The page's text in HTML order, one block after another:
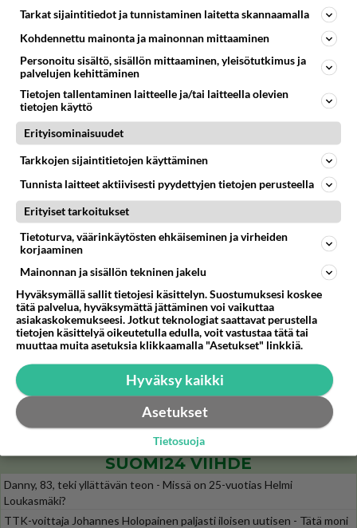
Vetovoima
35
725
Nainen. Onko meissä
Sinusta jotain samaa? Näköä tai luonteenpiirteitä? Utelias
714
Onko täällä ketään
Joka kaipaa M alkuista? Millä kirjaimella nimesi alkaa?
08.08.2026 19:54
Ikävä
46
704
Osallistu keskusteluun
Poutalan onnettomuus
Vihreiden puheenjohtaja, kansanedustaja Sofia Virta pääsi otsikoihin, kun tieto hänen osallistumisestaan Erikoisjoukot-k
Valheet Ceutan kriisistä leviävät
Tänään tv:ssä: Salatut elämät palaa kesätauolta - Tässä hieman juonipaljastuksia
SUOMI24 VIIHDE
Danny, 83, teki yllättävän teon - Missä on 25-vuotias Helmi
Loukasmäki?
TTK-voittaja Johannes Holopainen paljasti iloisen uutisen - Tätä moni
Tarkat sijaintitiedot ja tunnistaminen laitetta skannaamalla
Kohdennettu mainonta ja mainonnan mittaaminen
Personoitu sisältö, sisällön mittaaminen, yleisötutkimus ja
palvelujen kehittäminen
Tietojen tallentaminen laitteelle ja/tai laitteella olevien
tietojen käyttö
Erityisominaisuudet
Tarkkojen sijaintitietojen käyttäminen
Tunnista laitteet aktiivisesti pyydettyjen tietojen perusteella
Erityiset tarkoitukset
Tietoturva, väärinkäytösten ehkäiseminen ja virheiden
korjaaminen
Mainonnan ja sisällön tekninen jakelu
Hyväksymällä sallit tietojesi käsittelyn. Suostumuksesi koskee
tätä palvelua, hyväksymättä jättäminen voi vaikuttaa
asiakaskokemukseesi. Jotkut teknologiat saattavat perustella
tietojen käsittelyä oikeutetulla edulla, voit vastustaa tätä tai
muuttaa muita asetuksia klikkaamalla "Asetukset" linkkiä.
Hyväksy kaikki
Asetukset
Tietosuoja